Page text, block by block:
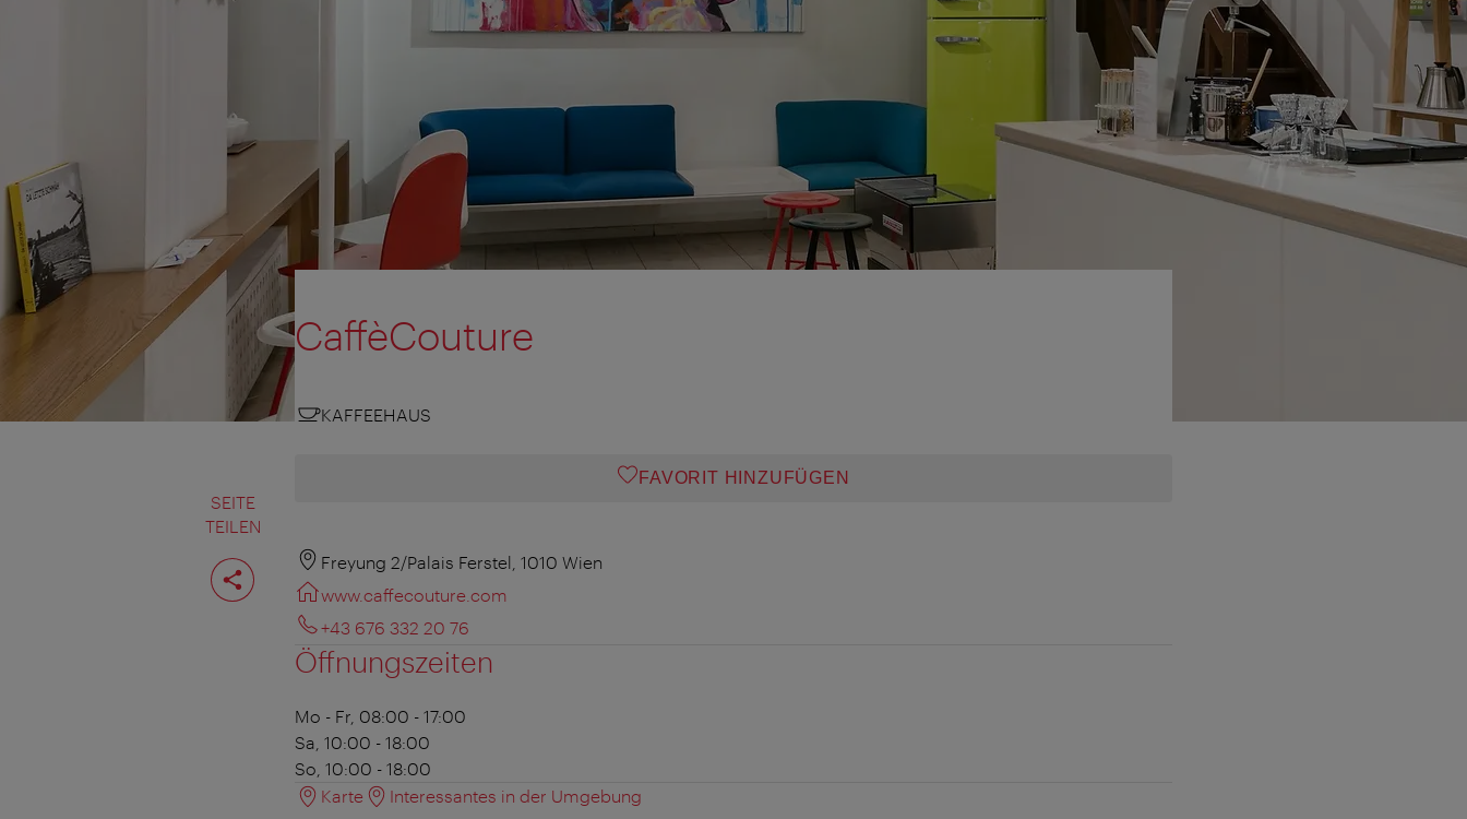
SEITE
TEILEN
Seite
teilen
CaffèCouture
KAFFEEHAUS
FAVORIT HINZUFÜGEN
Freyung 2/Palais Ferstel, 1010 Wien
www.caffecouture.com
+43 676 332 20 76
Öffnungszeiten
Mo - Fr, 08:00 - 17:00
Sa, 10:00 - 18:00
So, 10:00 - 18:00
Karte
Interessantes in der Umgebung